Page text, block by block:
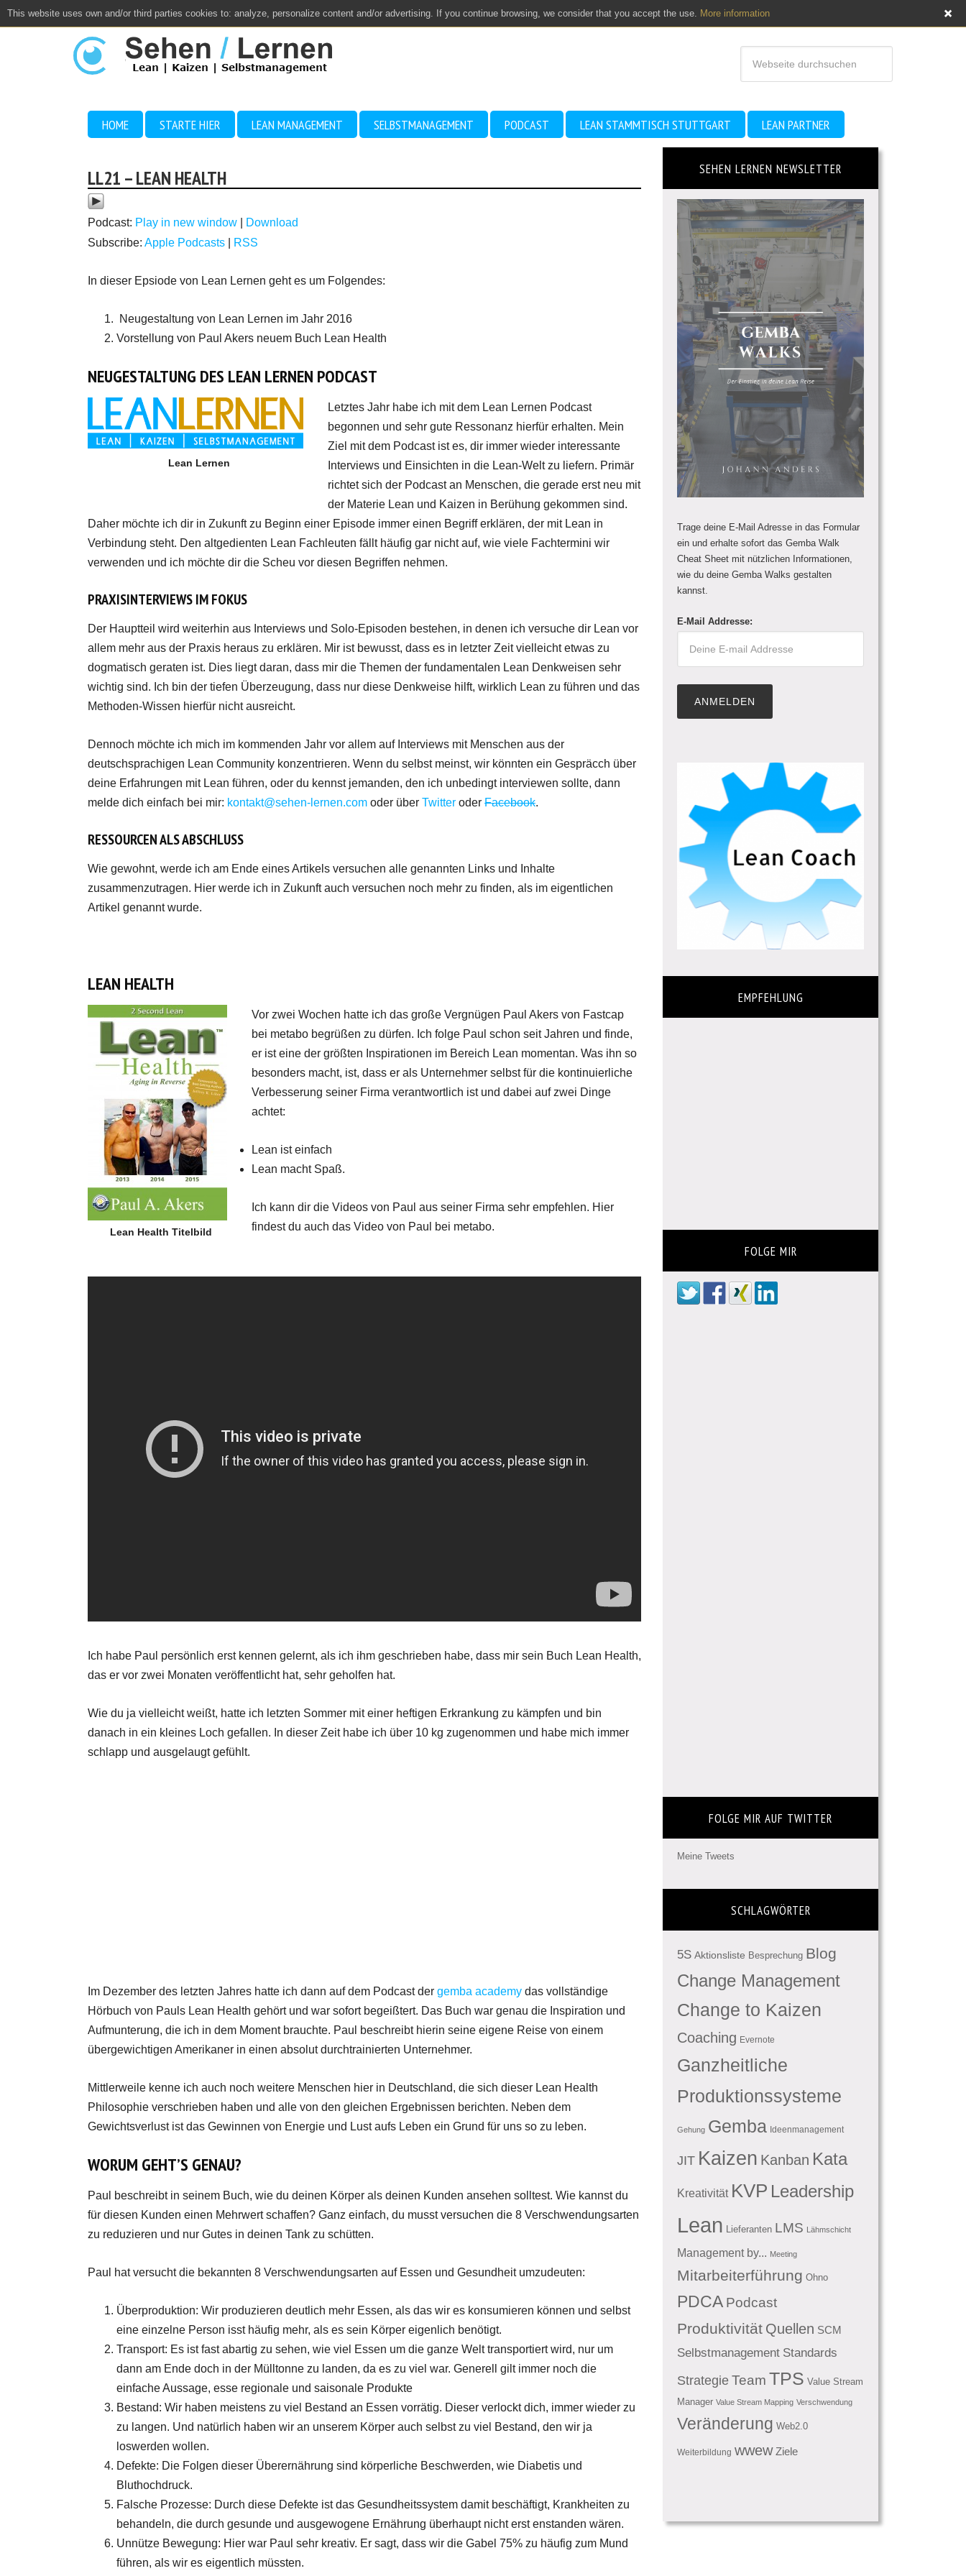
This website uses own and/or third parties cookies to: analyze, personalize content and/or advertising. If you continue browsing, we consider that you accept the use. More information
Close
HOME STARTE HIER LEAN MANAGEMENT SELBSTMANAGEMENT PODCAST LEAN STAMMTISCH STUTTGART LEAN PARTNER
LL21 – LEAN HEALTH
Podcast: Play in new window
Download
Subscribe: Apple Podcasts RSS
In dieser Epsiode von Lean Lernen geht es um Folgendes:
Neugestaltung von Lean Lernen im Jahr 2016
Vorstellung von Paul Akers neuem Buch Lean Health
NEUGESTALTUNG DES LEAN LERNEN PODCAST
Lean Lernen
Letztes Jahr habe ich mit dem Lean Lernen Podcast
begonnen und sehr gute Ressonanz hierfür erhalten. Mein
Ziel mit dem Podcast ist es, dir immer wieder interessante
Interviews und Einsichten in die Lean-Welt zu liefern. Primär
richtet sich der Podcast an Menschen, die gerade erst neu mit
der Materie Lean und Kaizen in Berühung gekommen sind.
Daher möchte ich dir in Zukunft zu Beginn einer Episode immer einen Begriff erklären, der mit Lean in
Verbindung steht. Den altgedienten Lean Fachleuten fällt häufig gar nicht auf, wie viele Fachtermini wir
verwenden und ich möchte dir die Scheu vor diesen Begriffen nehmen.
PRAXISINTERVIEWS IM FOKUS
Der Hauptteil wird weiterhin aus Interviews und Solo-Episoden bestehen, in denen ich versuche dir Lean vor
allem mehr aus der Praxis heraus zu erklären. Mir ist bewusst, dass es in letzter Zeit vielleicht etwas zu
dogmatisch geraten ist. Dies liegt daran, dass mir die Themen der fundamentalen Lean Denkweisen sehr
wichtig sind. Ich bin der tiefen Überzeugung, dass nur diese Denkweise hilft, wirklich Lean zu führen und das
Methoden-Wissen hierfür nicht ausreicht.
Dennoch möchte ich mich im kommenden Jahr vor allem auf Interviews mit Menschen aus der
deutschsprachigen Lean Community konzentrieren. Wenn du selbst meinst, wir könnten ein Gespräcch über
deine Erfahrungen mit Lean führen, oder du kennst jemanden, den ich unbedingt interviewen sollte, dann
melde dich einfach bei mir: kontakt@sehen-lernen.com oder über Twitter oder Facebook.
RESSOURCEN ALS ABSCHLUSS
Wie gewohnt, werde ich am Ende eines Artikels versuchen alle genannten Links und Inhalte
zusammenzutragen. Hier werde ich in Zukunft auch versuchen noch mehr zu finden, als im eigentlichen
Artikel genannt wurde.
LEAN HEALTH
Lean Health Titelbild
Vor zwei Wochen hatte ich das große Vergnügen Paul Akers von Fastcap
bei metabo begrüßen zu dürfen. Ich folge Paul schon seit Jahren und finde,
er ist eine der größten Inspirationen im Bereich Lean momentan. Was ihn so
besonders macht, ist, dass er als Unternehmer selbst für die kontinuierliche
Verbesserung seiner Firma verantwortlich ist und dabei auf zwei Dinge
achtet:
Lean ist einfach
Lean macht Spaß.
Ich kann dir die Videos von Paul aus seiner Firma sehr empfehlen. Hier
findest du auch das Video von Paul bei metabo.
Ich habe Paul persönlich erst kennen gelernt, als ich ihm geschrieben habe, dass mir sein Buch Lean Health,
das er vor zwei Monaten veröffentlicht hat, sehr geholfen hat.
Wie du ja vielleicht weißt, hatte ich letzten Sommer mit einer heftigen Erkrankung zu kämpfen und bin
danach in ein kleines Loch gefallen. In dieser Zeit habe ich über 10 kg zugenommen und habe mich immer
schlapp und ausgelaugt gefühlt.
Im Dezember des letzten Jahres hatte ich dann auf dem Podcast der gemba academy das vollständige
Hörbuch von Pauls Lean Health gehört und war sofort begeißtert. Das Buch war genau die Inspiration und
Aufmunterung, die ich in dem Moment brauchte. Paul beschreibt hierin seine eigene Reise von einem
übergewichtigen Amerikaner in einen absolut durchtrainierten Unternehmer.
Mittlerweile kenne ich auch noch weitere Menschen hier in Deutschland, die sich dieser Lean Health
Philosophie verschrieben haben und alle von den gleichen Ergebnissen berichten. Neben dem
Gewichtsverlust ist das Gewinnen von Energie und Lust aufs Leben ein Grund für uns so zu leben.
WORUM GEHT’S GENAU?
Paul beschreibt in seinem Buch, wie du deinen Körper als deinen Kunden ansehen solltest. Wie kannst du
für diesen Kunden einen Mehrwert schaffen? Ganz einfach, du musst versuchen die 8 Verschwendungsarten
zu reduzieren und nur Gutes in deinen Tank zu schütten.
Paul hat versucht die bekannten 8 Verschwendungsarten auf Essen und Gesundheit umzudeuten:
Überproduktion: Wir produzieren deutlich mehr Essen, als das wir es konsumieren können und selbst
eine einzelne Person isst häufig mehr, als es sein Körper eigenlich benötigt.
Transport: Es ist fast abartig zu sehen, wie viel Essen um die ganze Welt transportiert wird, nur um
dann am Ende doch in der Mülltonne zu landen, da es zu viel war. Generell gilt immer noch die
einfache Aussage, esse regionale und saisonale Produkte
Bestand: Wir haben meistens zu viel Bestand an Essen vorrätig. Dieser verlockt dich, immer wieder zu
zu langen. Und natürlich haben wir an unserem Körper auch selbst zu viel Bestand, den wir ja
loswerden wollen.
Defekte: Die Folgen dieser Überernährung sind körperliche Beschwerden, wie Diabetis und
Bluthochdruck.
Falsche Prozesse: Durch diese Defekte ist das Gesundheitssystem damit beschäftigt, Krankheiten zu
behandeln, die durch gesunde und ausgewogene Ernährung überhaupt nicht erst enstanden wären.
Unnütze Bewegung: Hier war Paul sehr kreativ. Er sagt, dass wir die Gabel 75% zu häufig zum Mund
führen, als wir es eigentlich müssten.
SEHEN LERNEN NEWSLETTER
Trage deine E-Mail Adresse in das Formular
ein und erhalte sofort das Gemba Walk
Cheat Sheet mit nützlichen Informationen,
wie du deine Gemba Walks gestalten
kannst.
E-Mail Addresse:
EMPFEHLUNG
FOLGE MIR
FOLGE MIR AUF TWITTER
Meine Tweets
SCHLAGWÖRTER
5S Aktionsliste Besprechung Blog
Change Management
Change to Kaizen
Coaching Evernote
Ganzheitliche
Produktionssysteme
Gehung Gemba Ideenmanagement
JIT Kaizen Kanban Kata
Kreativität KVP Leadership
Lean Lieferanten LMS Lähmschicht
Management by... Meeting
Mitarbeiterführung Ohno
PDCA Podcast
Produktivität Quellen SCM
Selbstmanagement Standards
Strategie Team TPS Value Stream
Manager Value Stream Mapping Verschwendung
Veränderung Web2.0
Weiterbildung wwew Ziele